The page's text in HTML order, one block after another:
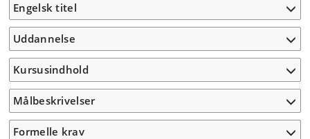
Engelsk titel
Uddannelse
Kursusindhold
Målbeskrivelser
Formelle krav